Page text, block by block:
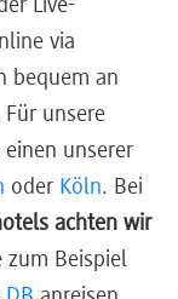
Live-
via
bequem an
unsere
einen unserer
oder Köln. Bei
achten wir
zum Beispiel